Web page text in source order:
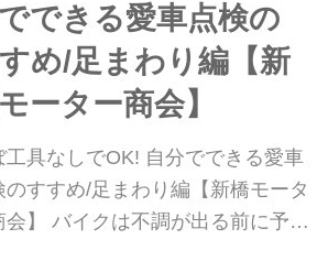
できる愛車点検の
め/足まわり編【新
ーター商会】
工具なしでOK! 自分でできる愛車
のすすめ/足まわり編【新橋モータ
会】 バイクは不調が出る前に予防